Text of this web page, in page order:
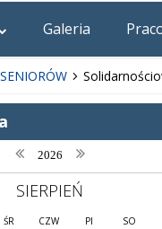
Galeria
poprzedni rok
2026 następny rok
SIERPIEŃ
ŚR CZW PI SO